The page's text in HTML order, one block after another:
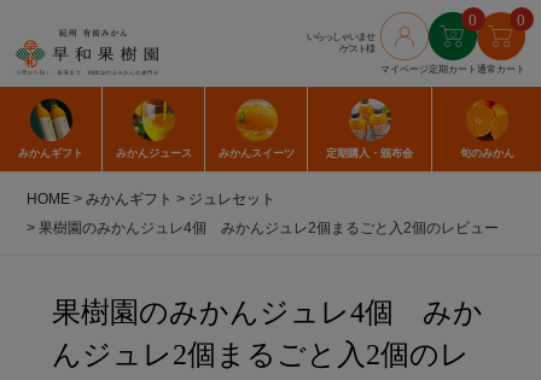
いらっしゃいませ
/ゲスト様
マイページ
0
定期カート
0
通常カート
みかんギフト みかんジュース みかんスイーツ 定期購入 ・頒布会 旬のみかん
HOME みかんギフト
ジュレセット
果樹園のみかんジュレ4個 みかんジュレ2個まるごと入2個のレビュー
果樹園のみかんジュレ4個 みか
んジュレ2個まるごと入2個のレ